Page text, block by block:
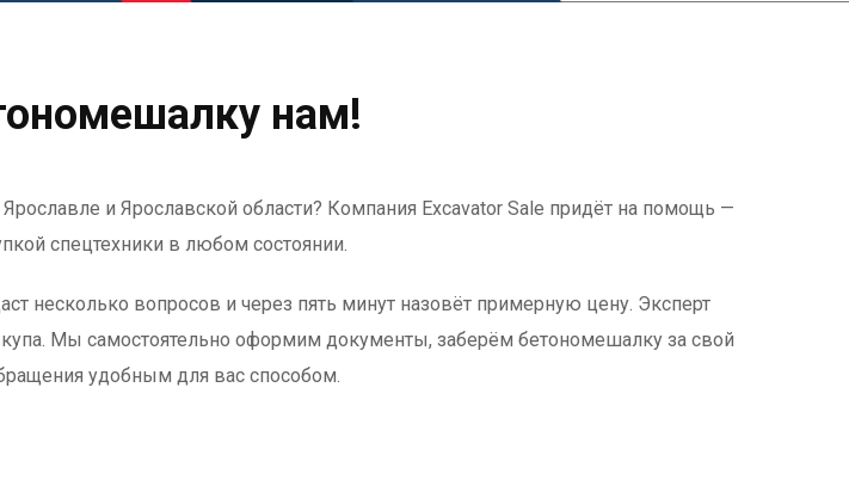
нам!
и Ярославской области? Компания Excavator Sale придёт на помощь —
спецтехники в любом состоянии.
несколько вопросов и через пять минут назовёт примерную цену. Эксперт
Мы самостоятельно оформим документы, заберём бетономешалку за свой
удобным для вас способом.